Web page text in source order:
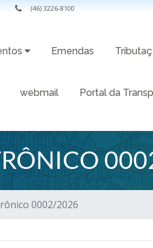
(46) 3226-8100
Emendas
webmail Portal da
0002/2026